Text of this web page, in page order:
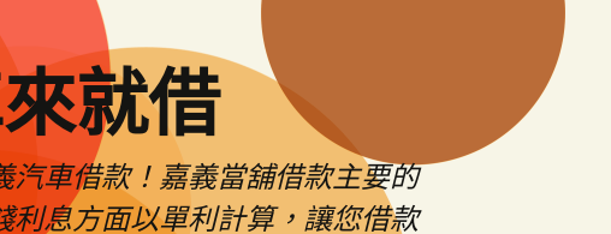
就借
車借款！嘉義當舖借款主要的
息方面以單利計算，讓您借款